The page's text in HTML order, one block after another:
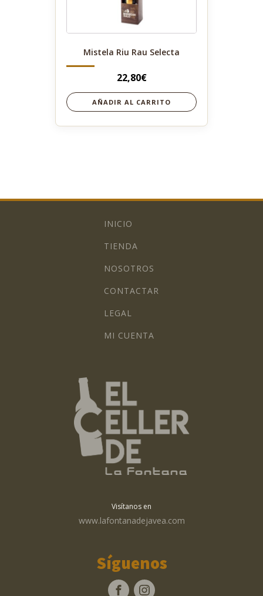
Mistela Riu Rau Selecta
22,80€
AÑADIR AL CARRITO
INICIO
TIENDA
NOSOTROS
CONTACTAR
LEGAL
MI CUENTA
Visítanos en
www.lafontanadejavea.com
Síguenos